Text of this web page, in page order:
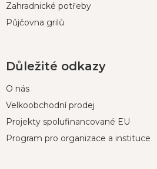
Zahradnické potřeby
Půjčovna grilů
Důležité odkazy
O nás
Velkoobchodní prodej
Projekty spolufinancované EU
Program pro organizace a instituce